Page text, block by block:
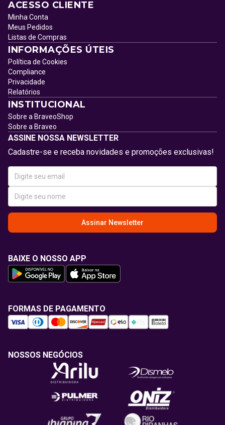
ACESSO CLIENTE
Minha Conta
Meus Pedidos
Listas de Compras
INFORMAÇÕES ÚTEIS
Política de Cookies
Compliance
Privacidade
Relatórios
INSTITUCIONAL
Sobre a BraveoShop
Sobre a Braveo
ASSINE NOSSA NEWSLETTER
Cadastre-se e receba novidades e promoções exclusivas!
Assinar Newsletter
BAIXE O NOSSO APP
FORMAS DE PAGAMENTO
NOSSOS NEGÓCIOS